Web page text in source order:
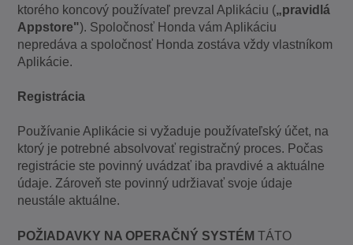
ktorého koncový používateľ prevzal Aplikáciu („pravidlá
Appstore"). Spoločnosť Honda vám Aplikáciu
nepredáva a spoločnosť Honda zostáva vždy vlastníkom
Aplikácie.
Registrácia
Používanie Aplikácie si vyžaduje používateľský účet, na
ktorý je potrebné absolvovať registračný proces. Počas
registrácie ste povinný uvádzať iba pravdivé a aktuálne
údaje. Zároveň ste povinný udržiavať svoje údaje
neustále aktuálne.
POŽIADAVKY NA OPERAČNÝ SYSTÉMTÁTO